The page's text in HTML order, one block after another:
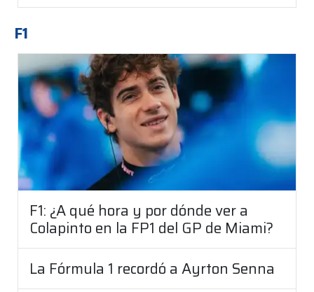
F1
F1: ¿A qué hora y por dónde ver a
Colapinto en la FP1 del GP de Miami?
La Fórmula 1 recordó a Ayrton Senna